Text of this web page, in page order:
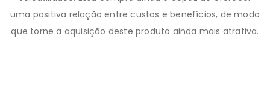
uma positiva relação entre custos e benefícios, de modo
que torne a aquisição deste produto ainda mais atrativa.